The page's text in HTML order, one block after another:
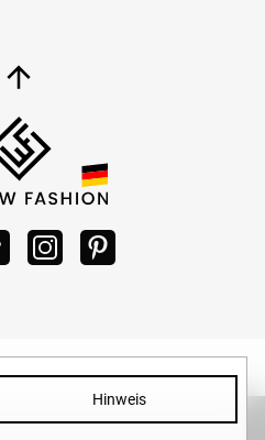
Hinweis
FASHION.DE